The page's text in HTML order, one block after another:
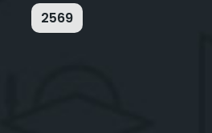
2569